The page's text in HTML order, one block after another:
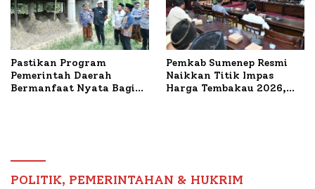
Pastikan Program
Pemerintah Daerah
Bermanfaat Nyata Bagi
Pemkab Sumenep Resmi
Naikkan Titik Impas
Harga Tembakau 2026,
POLITIK, PEMERINTAHAN & HUKRIM